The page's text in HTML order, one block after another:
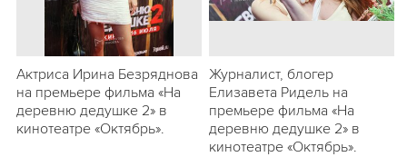
Актриса Ирина Безряднова
на премьере фильма «На
деревню дедушке 2» в
кинотеатре «Октябрь».
Журналист, блогер
Елизавета Ридель на
премьере фильма «На
деревню дедушке 2» в
кинотеатре «Октябрь».